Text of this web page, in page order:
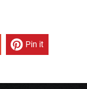
Pin it